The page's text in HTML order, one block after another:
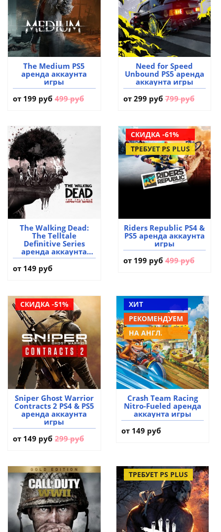
The Medium PS5
аренда аккаунта
игры
от 199 руб 499 руб
Need for Speed
Unbound PS5 аренда
аккаунта игры
от 299 руб 799 руб
The Walking Dead:
The Telltale
Definitive Series
аренда аккаунта
игры
от 149 руб
СКИДКА -61%
ТРЕБУЕТ PS PLUS
Riders Republic PS4 &
PS5 аренда аккаунта
игры
от 199 руб 499 руб
СКИДКА -51%
Sniper Ghost Warrior
Contracts 2 PS4 & PS5
аренда аккаунта
игры
от 149 руб 299 руб
ХИТ
РЕКОМЕНДУЕМ
НА АНГЛ.
Crash Team Racing
Nitro-Fueled аренда
аккаунта игры
от 149 руб
ТРЕБУЕТ PS PLUS